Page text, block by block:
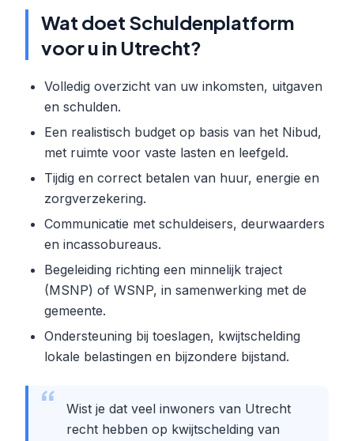
Wat doet Schuldenplatform
voor u in Utrecht?
Volledig overzicht van uw inkomsten, uitgaven
en schulden.
Een realistisch budget op basis van het Nibud,
met ruimte voor vaste lasten en leefgeld.
Tijdig en correct betalen van huur, energie en
zorgverzekering.
Communicatie met schuldeisers, deurwaarders
en incassobureaus.
Begeleiding richting een minnelijk traject
(MSNP) of WSNP, in samenwerking met de
gemeente.
Ondersteuning bij toeslagen, kwijtschelding
lokale belastingen en bijzondere bijstand.
Wist je dat veel inwoners van Utrecht
recht hebben op kwijtschelding van